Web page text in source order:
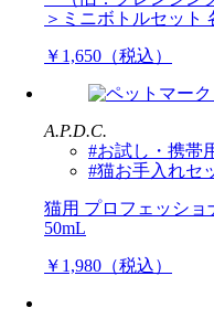
＞ミニボトルセット
￥1,650（税込）
A.P.D.C.
#お試し・携帯
#猫お手入れセ
猫用 プロフェッショ
50mL
￥1,980（税込）